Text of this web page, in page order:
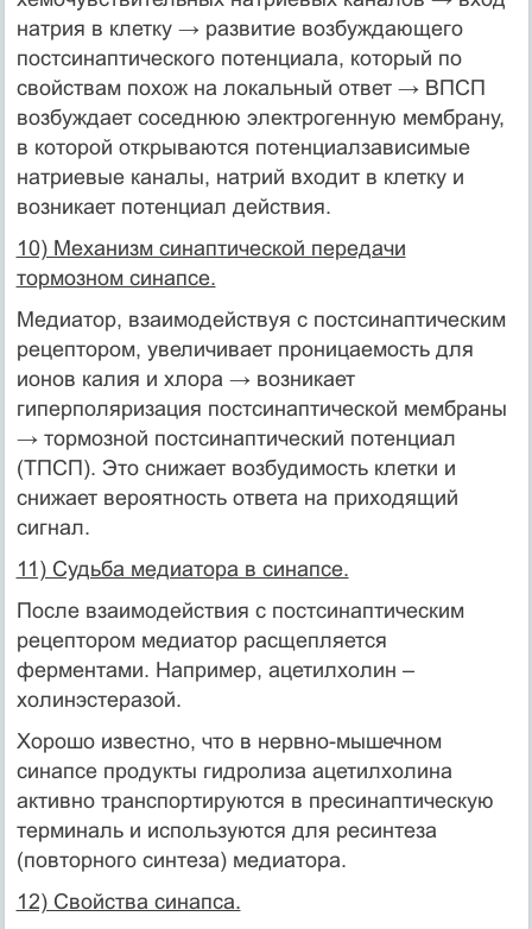
натрия в клетку → развитие возбуждающего
постсинаптического потенциала, который по
свойствам похож на локальный ответ → ВПСП
возбуждает соседнюю электрогенную мембрану,
в которой открываются потенциалзависимые
натриевые каналы, натрий входит в клетку и
возникает потенциал действия.
10) Механизм синаптической передачи
тормозном синапсе.
Медиатор, взаимодействуя с постсинаптическим
рецептором, увеличивает проницаемость для
ионов калия и хлора → возникает
гиперполяризация постсинаптической мембраны
→ тормозной постсинаптический потенциал
(ТПСП). Это снижает возбудимость клетки и
снижает вероятность ответа на приходящий
сигнал.
11) Судьба медиатора в синапсе.
После взаимодействия с постсинаптическим
рецептором медиатор расщепляется
ферментами. Например, ацетилхолин –
холинэстеразой.
Хорошо известно, что в нервно-мышечном
синапсе продукты гидролиза ацетилхолина
активно транспортируются в пресинаптическую
терминаль и используются для ресинтеза
(повторного синтеза) медиатора.
12) Свойства синапса.